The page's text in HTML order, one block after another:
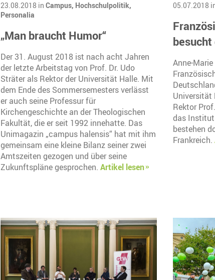
23.08.2018 in Campus, Hochschulpolitik,
Personalia
„Man braucht Humor“
Der 31. August 2018 ist nach acht Jahren
der letzte Arbeitstag von Prof. Dr. Udo
Sträter als Rektor der Universität Halle. Mit
dem Ende des Sommersemesters verlässt
er auch seine Professur für
Kirchengeschichte an der Theologischen
Fakultät, die er seit 1992 innehatte. Das
Unimagazin „campus halensis“ hat mit ihm
gemeinsam eine kleine Bilanz seiner zwei
Amtszeiten gezogen und über seine
Zukunftspläne gesprochen. Artikel lesen
05.07.2018
besucht
Anne-
Universität
Rektor
das
bestehen
Frankreich.